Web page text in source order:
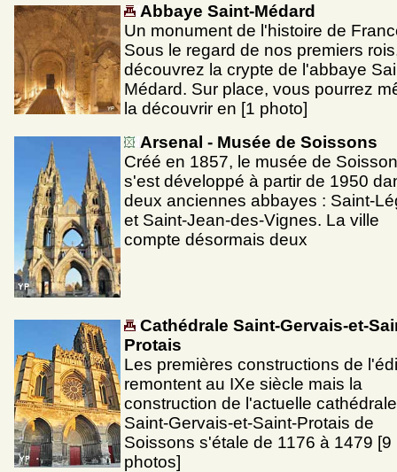
Abbaye Saint-Médard
Un monument de l'histoire de
Sous le regard de nos premiers
découvrez la crypte de l'abbaye
Médard. Sur place, vous pourrez
la découvrir en [1 photo]
Arsenal - Musée de Soissons
Créé en 1857, le musée de
s'est développé à partir de 1950
deux anciennes abbayes : Saint-
et Saint-Jean-des-Vignes. La ville
compte désormais deux
Cathédrale Saint-Gervais-et-
Protais
Les premières constructions de
remontent au IXe siècle mais la
construction de l'actuelle cathédrale
Saint-Gervais-et-Saint-Protais de
Soissons s'étale de 1176 à 1479 [9
photos]